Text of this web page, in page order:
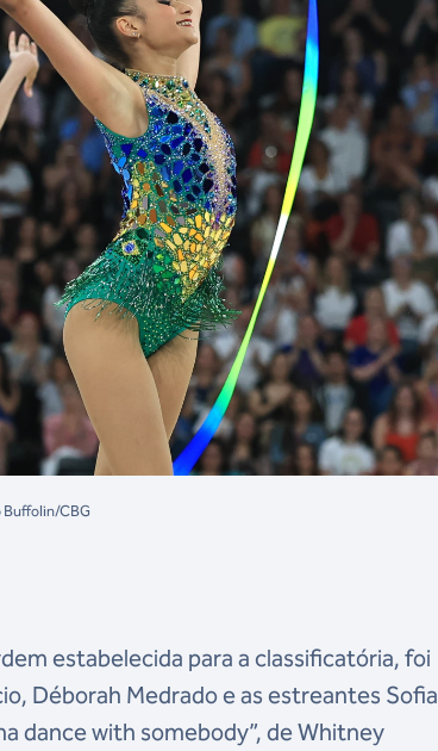
Buffolin/CBG
estabelecida para a classificatória, foi
Déborah Medrado e as estreantes Sofia
dance with somebody”, de Whitney